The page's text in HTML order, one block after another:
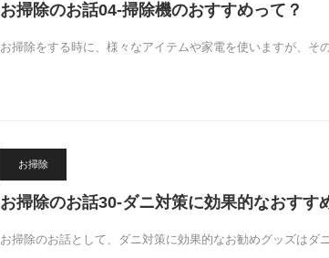
お掃除のお話04-掃除機のおすすめって？
お掃除をする時に、様々なアイテムや家電を使いますが、そ
お掃除
お掃除のお話30-ダニ対策に効果的なおすす
お掃除のお話として、ダニ対策に効果的なお勧めグッズはダ